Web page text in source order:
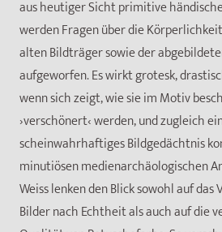
aus heutiger Sicht primitive
werden Fragen über die
alten Bildträger sowie der
aufgeworfen. Es wirkt grotesk,
wenn sich zeigt, wie sie im Motiv
›verschönert‹ werden, und zugleich
scheinwahrhaftiges Bildgedächtnis
minutiösen medienarchäologischen
Weiss lenken den Blick sowohl auf
Bilder nach Echtheit als auch auf die